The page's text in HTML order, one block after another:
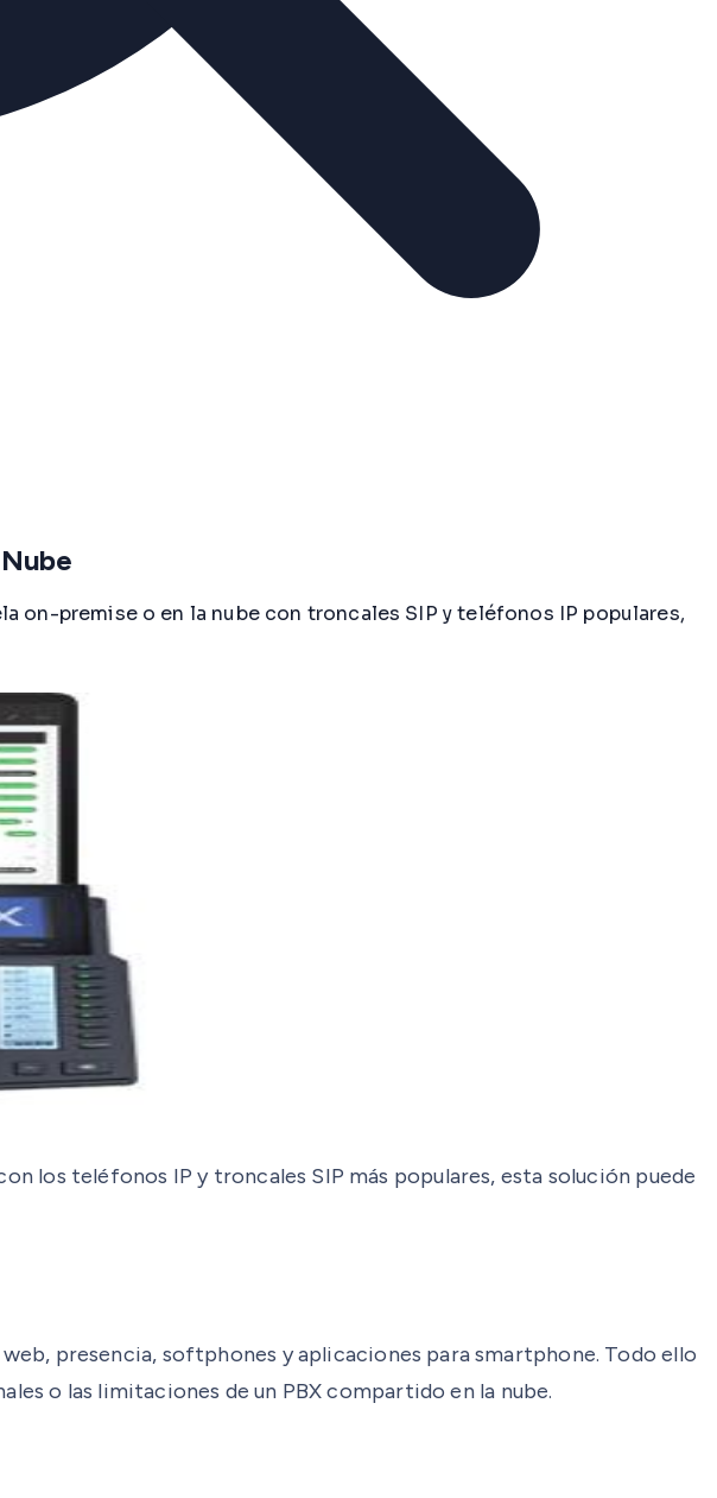
on-premise o en la nube con troncales SIP y teléfonos IP populares,
los teléfonos IP y troncales SIP más populares, esta solución puede
presencia, softphones y aplicaciones para smartphone. Todo ello
o las limitaciones de un PBX compartido en la nube.